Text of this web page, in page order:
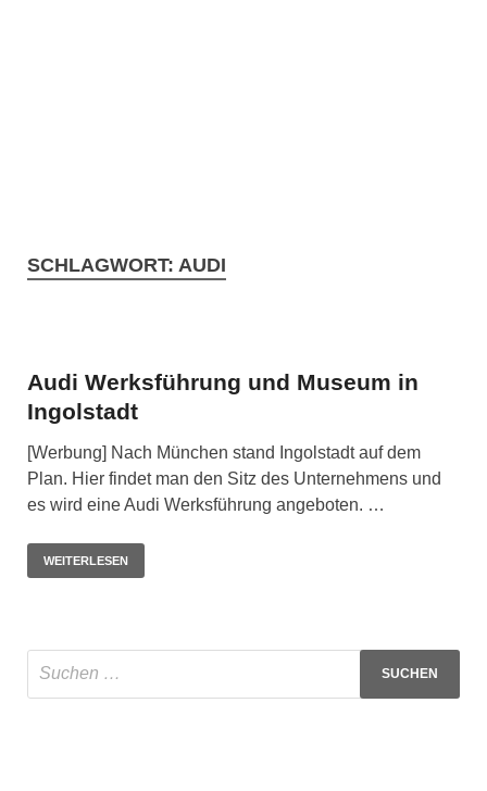
SCHLAGWORT: AUDI
Audi Werksführung und Museum in
Ingolstadt
[Werbung] Nach München stand Ingolstadt auf dem
Plan. Hier findet man den Sitz des Unternehmens und
es wird eine Audi Werksführung angeboten. …
WEITERLESEN